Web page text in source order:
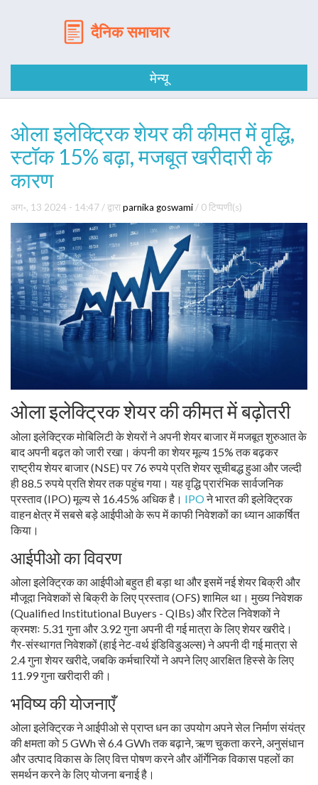
मेन्यू
ओला इलेक्ट्रिक शेयर की कीमत में वृद्धि,
स्टॉक 15% बढ़ा, मजबूत खरीदारी के
कारण
अग॰, 13 2024 - 14:47 / द्वाराparnika goswami / 0 टिप्पणी(s)
ओला इलेक्ट्रिक शेयर की कीमत में बढ़ोतरी
ओला इलेक्ट्रिक मोबिलिटी के शेयरों ने अपनी शेयर बाजार में मजबूत शुरुआत के
बाद अपनी बढ़त को जारी रखा। कंपनी का शेयर मूल्य 15% तक बढ़कर
राष्ट्रीय शेयर बाजार (NSE) पर 76 रुपये प्रति शेयर सूचीबद्ध हुआ और जल्दी
ही 88.5 रुपये प्रति शेयर तक पहुंच गया। यह वृद्धि प्रारंभिक सार्वजनिक
प्रस्ताव (IPO) मूल्य से 16.45% अधिक है। IPOने भारत की इलेक्ट्रिक
वाहन क्षेत्र में सबसे बड़े आईपीओ के रूप में काफी निवेशकों का ध्यान आकर्षित
किया।
आईपीओ का विवरण
ओला इलेक्ट्रिक का आईपीओ बहुत ही बड़ा था और इसमें नई शेयर बिक्री और
मौजूदा निवेशकों से बिक्री के लिए प्रस्ताव (OFS) शामिल था। मुख्य निवेशक
(Qualified Institutional Buyers - QIBs) और रिटेल निवेशकों ने
क्रमशः 5.31 गुना और 3.92 गुना अपनी दी गई मात्रा के लिए शेयर खरीदे।
गैर-संस्थागत निवेशकों (हाई नेट-वर्थ इंडिविडुअल्स) ने अपनी दी गई मात्रा से
2.4 गुना शेयर खरीदे, जबकि कर्मचारियों ने अपने लिए आरक्षित हिस्से के लिए
11.99 गुना खरीदारी की।
भविष्य की योजनाएँ
ओला इलेक्ट्रिक ने आईपीओ से प्राप्त धन का उपयोग अपने सेल निर्माण संयंत्र
की क्षमता को 5 GWh से 6.4 GWh तक बढ़ाने, ऋण चुकता करने, अनुसंधान
और उत्पाद विकास के लिए वित्त पोषण करने और ऑर्गेनिक विकास पहलों का
समर्थन करने के लिए योजना बनाई है।